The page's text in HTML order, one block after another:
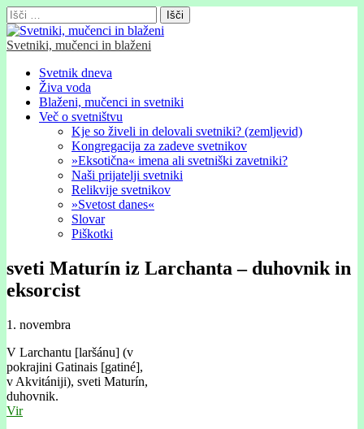
Išči:
Svetniki, mučenci in blaženi
Glavni
meni
Skip
content
Svetnik dneva
Živa voda
Blaženi, mučenci in svetniki
Več o svetništvu
Kje so živeli in delovali svetniki? (zemljevid)
Kongregacija za zadeve svetnikov
»Eksotična« imena ali svetniški zavetniki?
Naši prijatelji svetniki
Relikvije svetnikov
»Svetost danes«
Slovar
Piškotki
sveti Maturín iz Larchanta – duhovnik in
eksorcist
1. novembra
V Larchantu [laršánu] (v
pokrajini Gatinais [gatiné],
v Akvitániji), sveti Maturín,
duhovnik.
Vir